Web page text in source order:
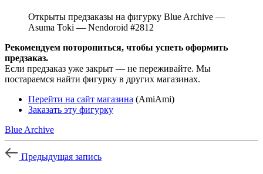
Открыты предзаказы на фигурку Blue Archive —
Asuma Toki — Nendoroid #2812
Рекомендуем поторопиться, чтобы успеть оформить
предзаказ.
Если предзаказ уже закрыт — не переживайте. Мы
постараемся найти фигурку в других магазинах.
Перейти на сайт магазина (AmiAmi)
Заказать эту фигурку
Blue Archive
Предыдущая запись